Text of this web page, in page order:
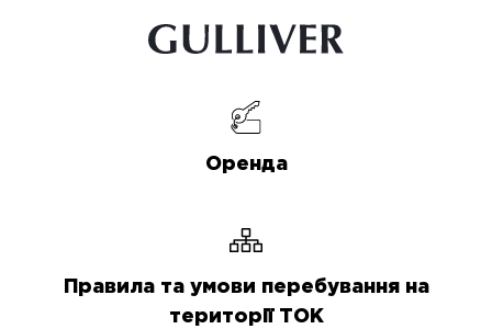
Оренда
Правила та умови перебування на
території ТОК